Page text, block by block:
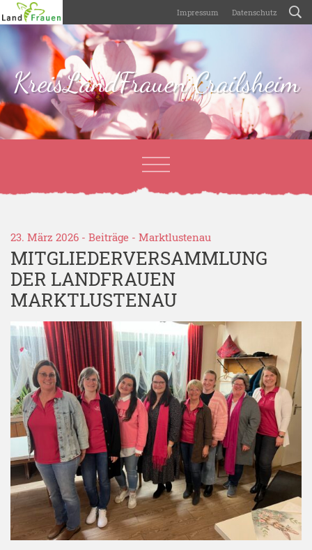
Impressum Datenschutz
KreisLandFrauen Crailsheim
23. März 2026 - Beiträge - Marktlustenau
MITGLIEDERVERSAMMLUNG
DER LANDFRAUEN
MARKTLUSTENAU